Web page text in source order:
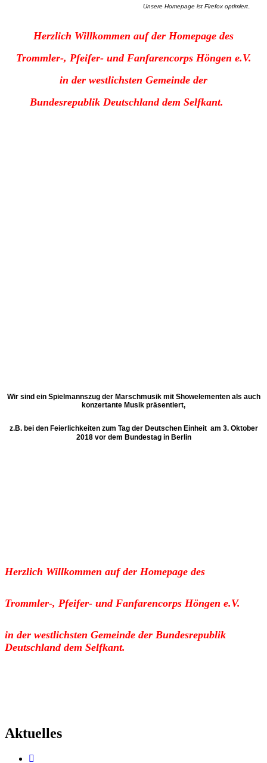
Unsere Homepage ist Firefox optimiert.
Herzlich Willkommen auf der Homepage des
Trommler-, Pfeifer- und Fanfarencorps Höngen e.V.
in der westlichsten Gemeinde der
Bundesrepublik Deutschland dem Selfkant.
Wir sind ein Spielmannszug der Marschmusik mit Showelementen als auch
konzertante Musik präsentiert,
z.B. bei den Feierlichkeiten zum Tag der Deutschen Einheit am 3. Oktober
2018 vor dem Bundestag in Berlin
Herzlich Willkommen auf der Homepage des
Trommler-, Pfeifer- und Fanfarencorps Höngen e.V.
in der westlichsten Gemeinde der Bundesrepublik
Deutschland dem Selfkant.
Aktuelles